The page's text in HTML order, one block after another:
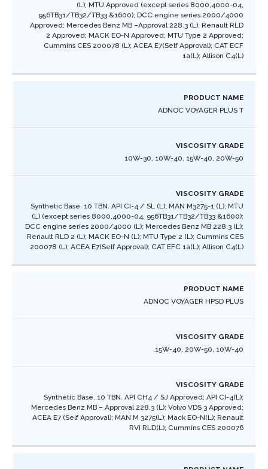
(L); MTU Approved (except series 8000,4000-04,
956TB31/TB32/TB33 &1600); DCC engine series 2000/4000
Approved; Mercedes Benz MB –Approval 228.3 (L); Renault RLD
2 Approved; MACK EO-N Approved; MTU Type 2 Approved;
Cummins CES 200078 (L); ACEA E7(Self Approval); CAT ECF
1a(L); Allison C4(L)​
ADNOC VOYAGER PLUS T
10W-30, 10W-40, 15W-40, 20W-50
Synthetic Base. 10 TBN. API CI-4 / SL (L); MAN M3275-1 (L); MTU
(L) (except series 8000,4000-04, 956TB31/TB32/TB33 &1600);
DCC engine series 2000/4000 (L); Mercedes Benz MB 228.3 (L);
Renault RLD 2 (L); MACK EO-N (L); MTU Type 2 (L); Cummins CES
200078 (L); ACEA E7(Self Approval); CAT EFC 1a(L); Allison C4(L) ​
ADNOC VOYAGER HPSD PLUS
15W-40, 20W-50, 10W-40,
Synthetic Base. 10 TBN. API CH4 / SJ Approved; API CI-4(L);
Mercedes Benz MB – Approval 228.3 (L); Volvo VDS 3 Approved;
ACEA E7 (Self Approval); MAN M 3275(L); Mack EO-N(L); Renault
RVI RLD(L); Cummins CES 200076​